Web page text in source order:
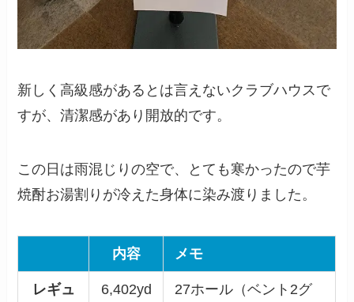
新しく高級感があるとは言えないクラブハウスで
すが、清潔感があり開放的です。
この日は雨混じりの空で、とても寒かったので芋
焼酎お湯割りが冷えた身体に染み渡りました。
内容 メモ
レギュ
6,402yd
27ホール（ベント2グ